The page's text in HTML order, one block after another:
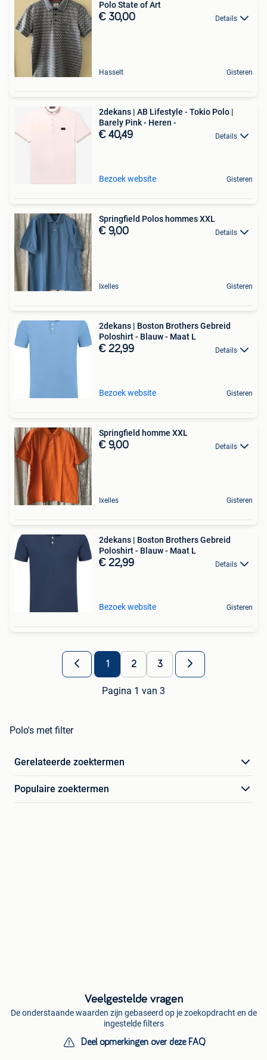
Polo State of Art
€ 30,00 Details
Hasselt Gisteren
2dekans | AB Lifestyle - Tokio Polo |
Barely Pink - Heren -
€ 40,49 Details
Bezoek website Gisteren
Springfield Polos hommes XXL
€ 9,00 Details
Ixelles Gisteren
2dekans | Boston Brothers Gebreid
Poloshirt - Blauw - Maat L
€ 22,99 Details
Bezoek website Gisteren
Springfield homme XXL
€ 9,00 Details
Ixelles Gisteren
2dekans | Boston Brothers Gebreid
Poloshirt - Blauw - Maat L
€ 22,99 Details
Bezoek website Gisteren
1 2 3
Pagina 1 van 3
Polo's met filter
Gerelateerde zoektermen
Populaire zoektermen
Veelgestelde vragen
De onderstaande waarden zijn gebaseerd op je zoekopdracht en de
ingestelde filters
Deel opmerkingen over deze FAQ